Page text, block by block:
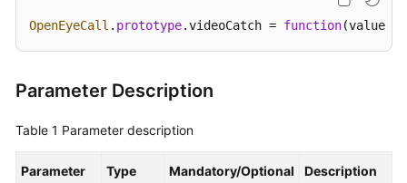
Reference
Glossary
Shared
OpenEyeCall . prototype.videoCatch = function(value,
Parameter Description
Table 1 Parameter description
Parameter Type Mandatory/Optional Description